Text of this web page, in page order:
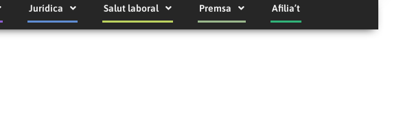
Jurídica Salut laboral Premsa Afilia’t